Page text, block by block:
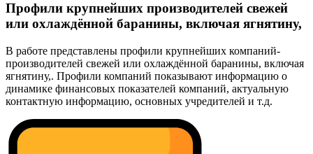
Профили крупнейших производителей свежей
или охлаждённой баранины, включая ягнятину,
В работе представлены профили крупнейших компаний-
производителей свежей или охлаждённой баранины, включая
ягнятину,. Профили компаний показывают информацию о
динамике финансовых показателей компаний, актуальную
контактную информацию, основных учредителей и т.д.